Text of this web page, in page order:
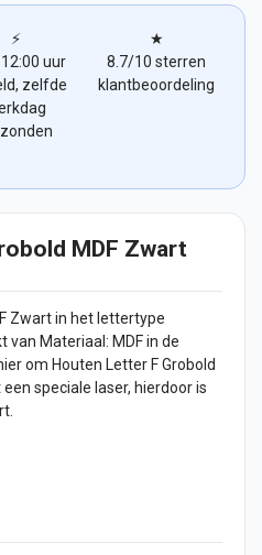
⚡
uur
zelfde
★
8.7/10 sterren
klantbeoordeling
MDF Zwart
Zwart in het lettertype
van Materiaal: MDF in de
om Houten Letter F Grobold
speciale laser, hierdoor is